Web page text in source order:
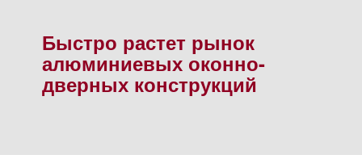
Быстро растет рынок
алюминиевых оконно-
дверных конструкций